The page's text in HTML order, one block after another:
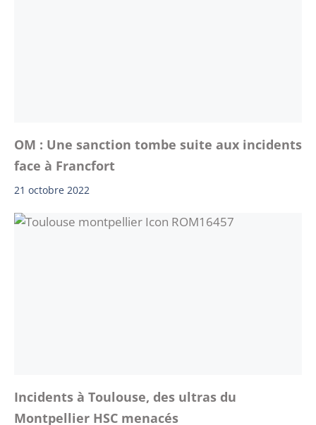
OM : Une sanction tombe suite aux incidents
face à Francfort
21 octobre 2022
Incidents à Toulouse, des ultras du
Montpellier HSC menacés